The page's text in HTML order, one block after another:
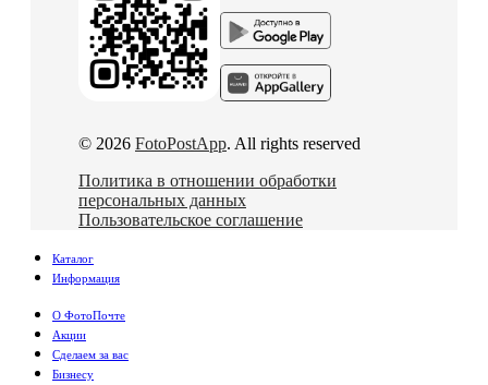
© 2026 FotoPostApp. All rights reserved
Политика в отношении обработки
персональных данных
Пользовательское соглашение
Каталог
Информация
О ФотоПочте
Акции
Сделаем за вас
Бизнесу